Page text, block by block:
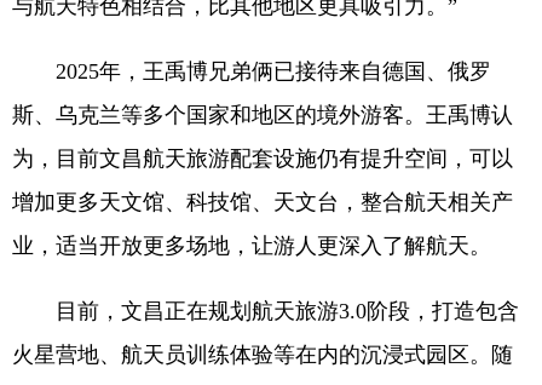
与航天特色相结合，比其他地区更具吸引力。”
2025年，王禹博兄弟俩已接待来自德国、俄罗
斯、乌克兰等多个国家和地区的境外游客。王禹博认
为，目前文昌航天旅游配套设施仍有提升空间，可以
增加更多天文馆、科技馆、天文台，整合航天相关产
业，适当开放更多场地，让游人更深入了解航天。
目前，文昌正在规划航天旅游3.0阶段，打造包含
火星营地、航天员训练体验等在内的沉浸式园区。随